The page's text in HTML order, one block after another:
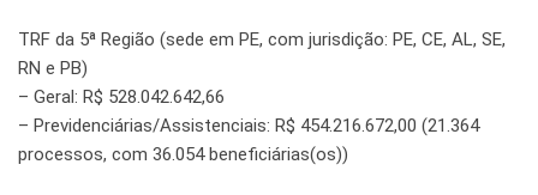
TRF da 5ª Região (sede em PE, com jurisdição: PE, CE, AL, SE,
RN e PB)
– Geral: R$ 528.042.642,66
– Previdenciárias/Assistenciais: R$ 454.216.672,00 (21.364
processos, com 36.054 beneficiárias(os))